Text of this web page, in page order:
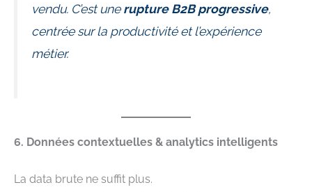
vendu. C’est unerupture B2B progressive,
centrée sur la productivité et l’expérience
métier.
6. Données contextuelles & analytics intelligents
La data brute ne suffit plus.